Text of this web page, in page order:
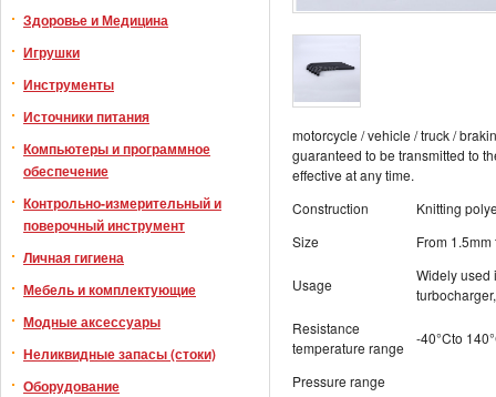
Здоровье и Медицина
Игрушки
Инструменты
Источники питания
Компьютеры и программное
обеспечение
Контрольно-измерительный и
поверочный инструмент
Личная гигиена
Мебель и комплектующие
Модные аксессуары
Неликвидные запасы (стоки)
Оборудование
motorcycle / vehicle / truck /
guaranteed to be transmitted to
effective at any time.
Construction
Knitting
Size
From
Usage
Widely used
Resistance
temperature range
-40°Cto
Pressure range